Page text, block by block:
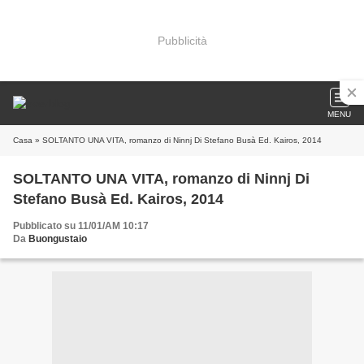
Pubblicità
MENU
Casa » SOLTANTO UNA VITA, romanzo di Ninnj Di Stefano Busà Ed. Kairos, 2014
SOLTANTO UNA VITA, romanzo di Ninnj Di
Stefano Busà Ed. Kairos, 2014
Pubblicato su 11/01/AM 10:17
Da Buongustaio